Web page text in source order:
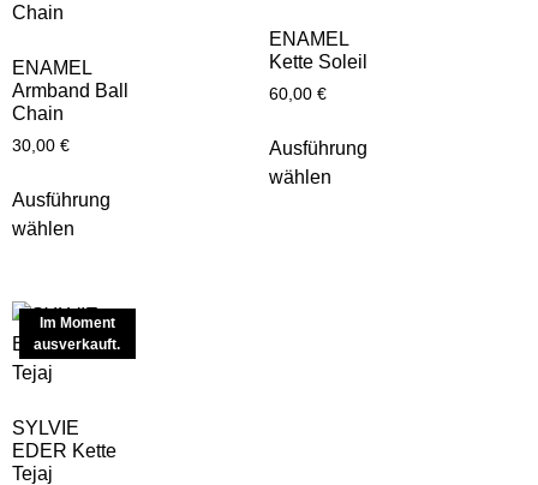
ENAMEL
Armband Ball
Chain
30,00 €
Ausführung
wählen
ENAMEL
Kette Soleil
60,00 €
Ausführung
wählen
Im Moment
ausverkauft.
SYLVIE
EDER Kette
Tejaj